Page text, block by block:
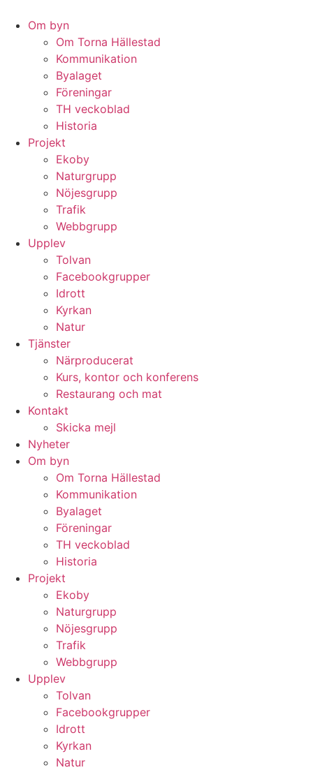
Om byn
Om Torna Hällestad
Kommunikation
Byalaget
Föreningar
TH veckoblad
Historia
Projekt
Ekoby
Naturgrupp
Nöjesgrupp
Trafik
Webbgrupp
Upplev
Tolvan
Facebookgrupper
Idrott
Kyrkan
Natur
Tjänster
Närproducerat
Kurs, kontor och konferens
Restaurang och mat
Kontakt
Skicka mejl
Nyheter
Om byn
Om Torna Hällestad
Kommunikation
Byalaget
Föreningar
TH veckoblad
Historia
Projekt
Ekoby
Naturgrupp
Nöjesgrupp
Trafik
Webbgrupp
Upplev
Tolvan
Facebookgrupper
Idrott
Kyrkan
Natur